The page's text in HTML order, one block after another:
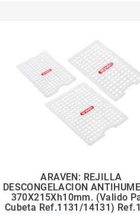
   
ARAVEN: REJILLA
DESCONGELACION
370X215Xh10mm. (Valido
Cubeta Ref.1131/14131)